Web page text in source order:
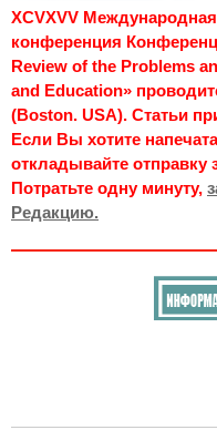
XCVXVV
конференция
Review of the Problems
and Education»
(Boston. USA). Статьи
Если Вы хотите
откладывайте отправку
Потратьте одну минуту,
Редакцию.